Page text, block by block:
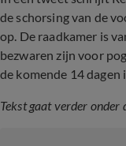
de schorsing van de
op. De raadkamer is
bezwaren zijn voor
de komende 14
Tekst gaat verder onder